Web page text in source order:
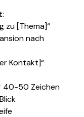
:
zu [Thema]“
nach
Kontakt]“
40-50 Zeichen